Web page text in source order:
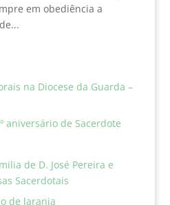
em obediência a
na Diocese da Guarda –
aniversário de Sacerdote
de D. José Pereira e
Sacerdotais
de laranja